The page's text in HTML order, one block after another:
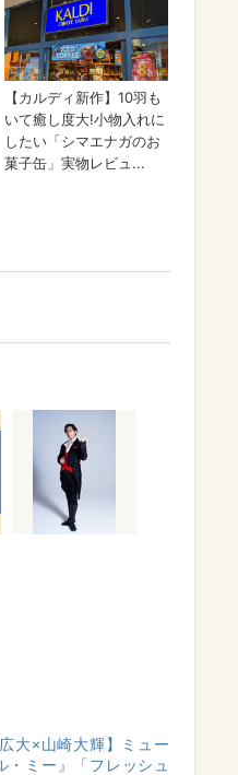
広大×山崎大輝】ミュー
・ミー』「フレッシュ